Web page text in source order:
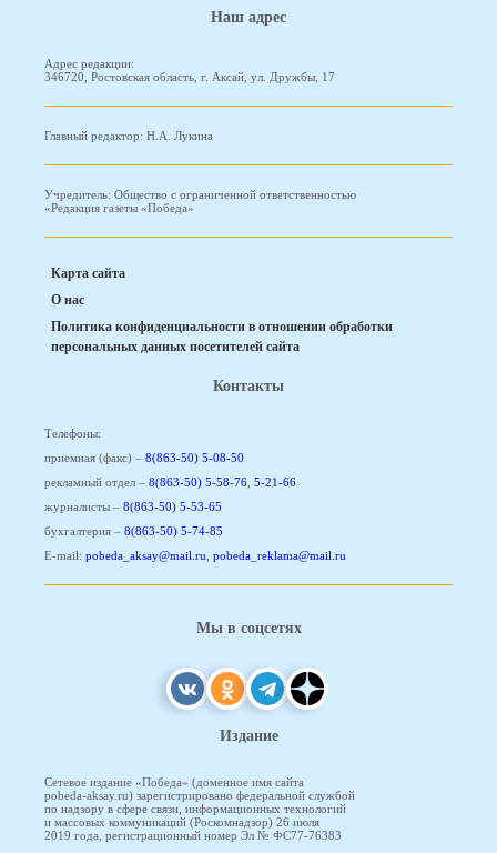
Наш адрес
Адрес редакции:
346720, Ростовская область, г. Аксай, ул. Дружбы, 17
Главный редактор: Н.А. Лукина
Учредитель: Общество с ограниченной ответственностью
«Редакция газеты «Победа»
Карта сайта
О нас
Политика конфиденциальности в отношении обработки
персональных данных посетителей сайта
Контакты
Телефоны:
приемная (факс) – 8(863-50) 5-08-50
рекламный отдел – 8(863-50) 5-58-76 5-21-66
журналисты – 8(863-50) 5-53-65
бухгалтерия – 8(863-50) 5-74-85
E-mail: pobeda_aksay@mail.ru pobeda_reklama@mail.ru
Мы в соцсетях
Издание
Сетевое издание «Победа» (доменное имя сайта
pobeda-aksay.ru) зарегистрировано федеральной службой
по надзору в сфере связи, информационных технологий
и массовых коммуникаций (Роскомнадзор) 26 июля
2019 года, регистрационный номер Эл № ФС77-76383